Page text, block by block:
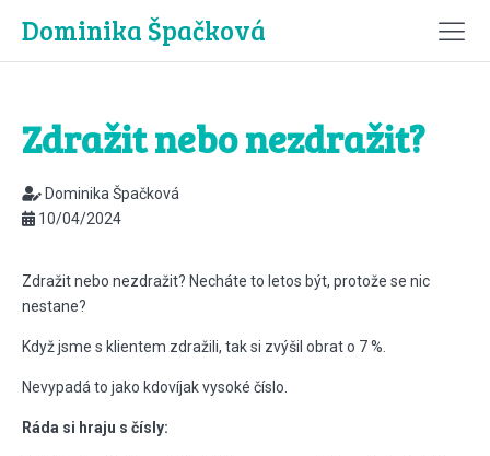
Dominika Špačková
Zdražit nebo nezdražit?
Dominika Špačková
10/04/2024
Zdražit nebo nezdražit? Necháte to letos být, protože se nic
nestane?
Když jsme s klientem zdražili, tak si zvýšil obrat o 7 %.
Nevypadá to jako kdovíjak vysoké číslo.
Ráda si hraju s čísly: